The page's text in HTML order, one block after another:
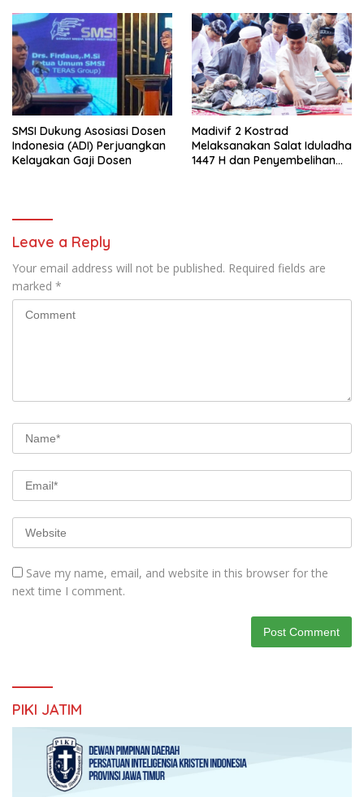
SMSI Dukung Asosiasi Dosen
Indonesia (ADI) Perjuangkan
Kelayakan Gaji Dosen
Madivif 2 Kostrad
Melaksanakan Salat Iduladha
1447 H dan Penyembelihan
Leave a Reply
Your email address will not be published. Required fields are
marked *
Save my name, email, and website in this browser for the
next time I comment.
PIKI JATIM